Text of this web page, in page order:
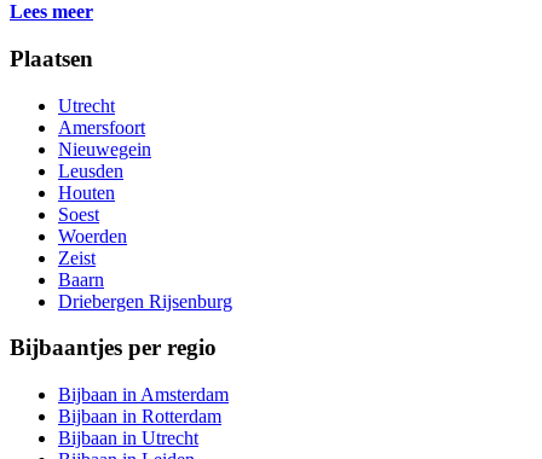
Lees meer
Plaatsen
Utrecht
Amersfoort
Nieuwegein
Leusden
Houten
Soest
Woerden
Zeist
Baarn
Driebergen Rijsenburg
Bijbaantjes per regio
Bijbaan in Amsterdam
Bijbaan in Rotterdam
Bijbaan in Utrecht